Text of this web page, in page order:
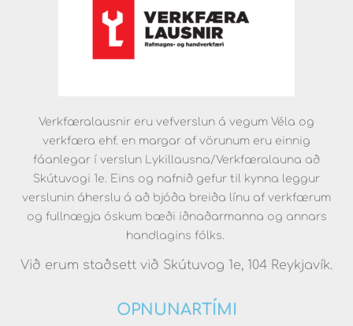
Verkfæralausnir eru vefverslun á vegum Véla og
verkfæra ehf. en margar af vörunum eru einnig
fáanlegar í verslun Lykillausna/Verkfæralauna að
Skútuvogi 1e. Eins og nafnið gefur til kynna leggur
verslunin áherslu á að bjóða breiða línu af verkfærum
og fullnægja óskum bæði iðnaðarmanna og annars
handlagins fólks.
Við erum staðsett við Skútuvog 1e, 104 Reykjavík.
OPNUNARTÍMI